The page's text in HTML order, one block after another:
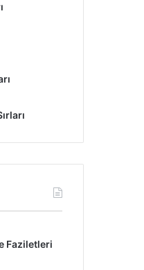
Faziletleri